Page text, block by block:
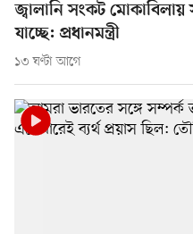
জ্বালানি সংকট মোকাবিলায়
যাচ্ছে: প্রধানমন্ত্রী
১৩ ঘণ্টা আগে